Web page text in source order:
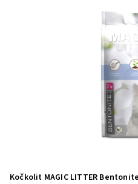
Kočkolit MAGIC LITTER